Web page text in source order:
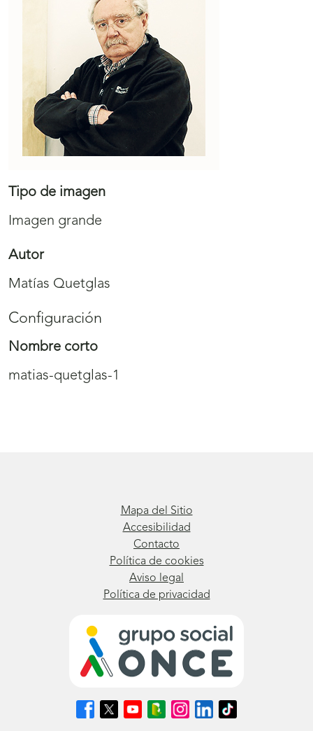
Tipo de imagen
Imagen grande
Autor
Matías Quetglas
Configuración
Nombre corto
matias-quetglas-1
Mapa del Sitio
Accesibilidad
Contacto
Política de cookies
Aviso legal
Política de privacidad
Síguenos
en
Síguenos
en
Síguenos
en
Síguenos
en
Síguenos
en
Síguenos
en
Síguenos
en